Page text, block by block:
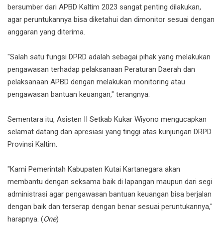
bersumber dari APBD Kaltim 2023 sangat penting dilakukan,
agar peruntukannya bisa diketahui dan dimonitor sesuai dengan
anggaran yang diterima.
"Salah satu fungsi DPRD adalah sebagai pihak yang melakukan
pengawasan terhadap pelaksanaan Peraturan Daerah dan
pelaksanaan APBD dengan melakukan monitoring atau
pengawasan bantuan keuangan," terangnya.
Sementara itu, Asisten II Setkab Kukar Wiyono mengucapkan
selamat datang dan apresiasi yang tinggi atas kunjungan DRPD
Provinsi Kaltim.
"Kami Pemerintah Kabupaten Kutai Kartanegara akan
membantu dengan seksama baik di lapangan maupun dari segi
administrasi agar pengawasan bantuan keuangan bisa berjalan
dengan baik dan terserap dengan benar sesuai peruntukannya,"
harapnya. (One)